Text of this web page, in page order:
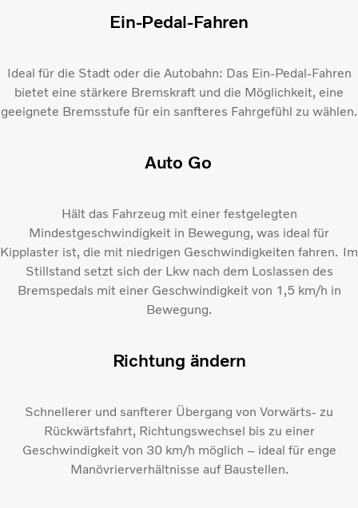
Ein-Pedal-Fahren
Ideal für die Stadt oder die Autobahn: Das Ein-Pedal-Fahren
bietet eine stärkere Bremskraft und die Möglichkeit, eine
geeignete Bremsstufe für ein sanfteres Fahrgefühl zu wählen.
Auto Go
Hält das Fahrzeug mit einer festgelegten
Mindestgeschwindigkeit in Bewegung, was ideal für
Kipplaster ist, die mit niedrigen Geschwindigkeiten fahren. Im
Stillstand setzt sich der Lkw nach dem Loslassen des
Bremspedals mit einer Geschwindigkeit von 1,5 km/h in
Bewegung.
Richtung ändern
Schnellerer und sanfterer Übergang von Vorwärts- zu
Rückwärtsfahrt, Richtungswechsel bis zu einer
Geschwindigkeit von 30 km/h möglich – ideal für enge
Manövrierverhältnisse auf Baustellen.